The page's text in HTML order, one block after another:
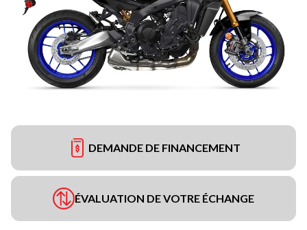
DEMANDE DE FINANCEMENT
ÉVALUATION DE VOTRE ÉCHANGE